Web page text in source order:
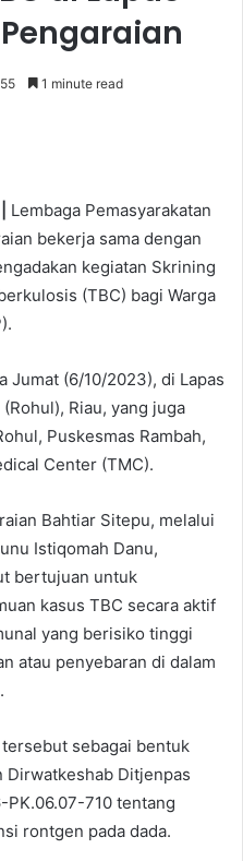
1 minute read
Lembaga Pemasyarakatan
bekerja sama dengan
kegiatan Skrining
(TBC) bagi Warga
Jumat (6/10/2023), di Lapas
Riau, yang juga
Puskesmas Rambah,
Center (TMC).
Bahtiar Sitepu, melalui
Istiqomah Danu,
bertujuan untuk
kasus TBC secara aktif
yang berisiko tinggi
atau penyebaran di dalam
sebagai bentuk
Dirwatkeshab Ditjenpas
PK.06.07-710 tentang
rontgen pada dada.